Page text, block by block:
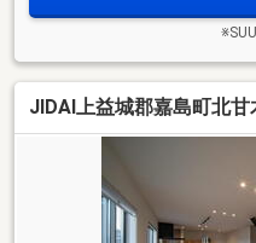
JIDAI上益城郡嘉島町北甘